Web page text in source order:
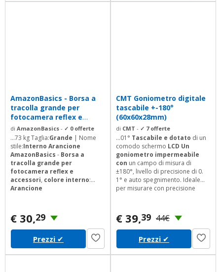
Prodotto adatto sia a maschietti
AmazonBasics - Borsa a
tracolla grande per
fotocamera reflex e
accessori, Nero...
di AmazonBasics - ✓ 0 offerte
...73 kg Taglia:Grande | Nome
stile:Interno Arancione
AmazonBasics - Borsa a
tracolla grande per
fotocamera reflex e
accessori, colore interno:
Arancione
€ 30,29
Prezzi ✔
CMT Goniometro digitale
tascabile +-180°
(60x60x28mm)
di CMT - ✓ 7 offerte
...01° Tascabile e dotato di un
comodo schermo LCD Un
goniometro impermeabile
con un campo di misura di
±180°, livello di precisione di 0.
1° e auto spegnimento. Ideale
per misurare con precisione
troncatrici portatili e da banco ed
innumerevoli applicazioni diverse
dalla lavorazione del legno.
Batteria inclusa.
€ 39,39 44€
Prezzi ✔